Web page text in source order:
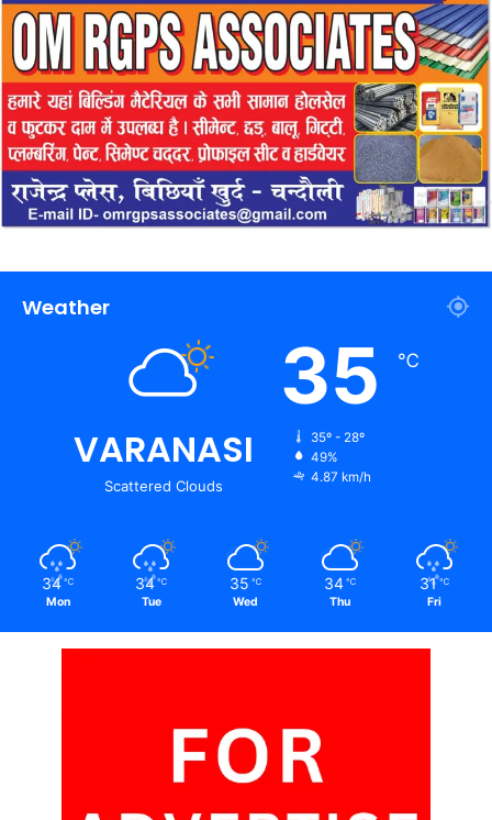
Weather
VARANASI
Scattered Clouds
35 ℃
35º - 28º
49%
4.87 km/h
34 ℃
Mon
34 ℃
Tue
35 ℃
Wed
34 ℃
Thu
31 ℃
Fri